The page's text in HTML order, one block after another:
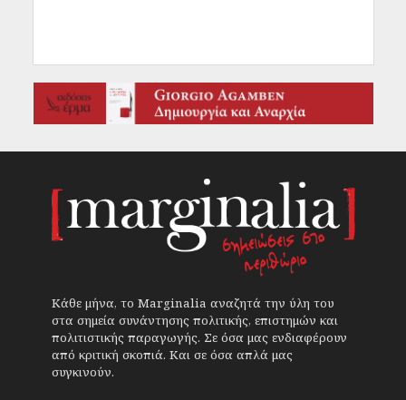
Κάθε μήνα, το Marginalia αναζητά την ύλη του
στα σημεία συνάντησης πολιτικής, επιστημών και
πολιτιστικής παραγωγής. Σε όσα μας ενδιαφέρουν
από κριτική σκοπιά. Και σε όσα απλά μας
συγκινούν.